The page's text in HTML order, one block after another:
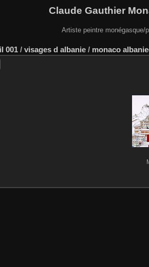
Claude Gauthier
Artiste peintre monégasque/
001 / visages d albanie / monaco